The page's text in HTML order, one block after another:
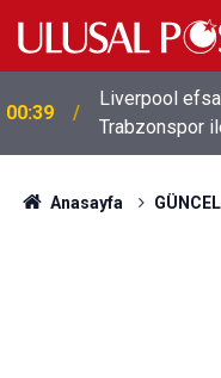
00:39
Liverpool
Trabzonspor
Anasayfa GÜNCEL